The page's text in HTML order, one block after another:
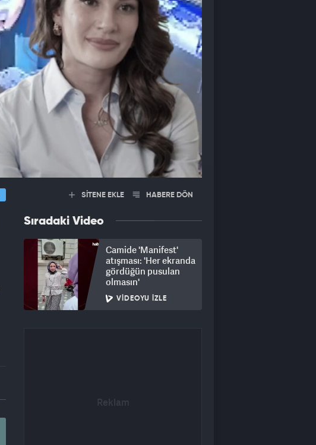
SİTENE EKLE HABERE DÖN
Sıradaki Video
Camide 'Manifest'
atışması: 'Her ekranda
gördüğün pusulan
olmasın'
VIDEOYU İZLE